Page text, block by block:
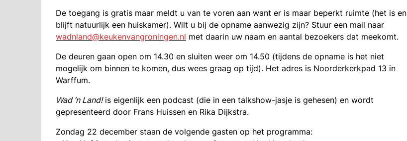
De toegang is gratis maar meldt u van te voren aan want er is maar beperkt ruimte (het is en
blijft natuurlijk een huiskamer). Wilt u bij de opname aanwezig zijn? Stuur een mail naar
wadnland@keukenvangroningen.nl met daarin uw naam en aantal bezoekers dat meekomt.
De deuren gaan open om 14.30 en sluiten weer om 14.50 (tijdens de opname is het niet
mogelijk om binnen te komen, dus wees graag op tijd). Het adres is Noorderkerkpad 13 in
Warffum.
Wad ’n Land!is eigenlijk een podcast (die in een talkshow-jasje is gehesen) en wordt
gepresenteerd door Frans Huissen en Rika Dijkstra.
Zondag 22 december staan de volgende gasten op het programma: